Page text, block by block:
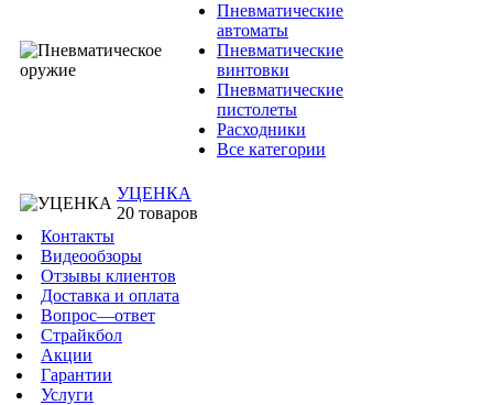
Пневматические
автоматы
Пневматические
винтовки
Пневматические
пистолеты
Расходники
Все категории
УЦЕНКА
20 товаров
Контакты
Видеообзоры
Отзывы клиентов
Доставка и оплата
Вопрос—ответ
Страйкбол
Акции
Гарантии
Услуги